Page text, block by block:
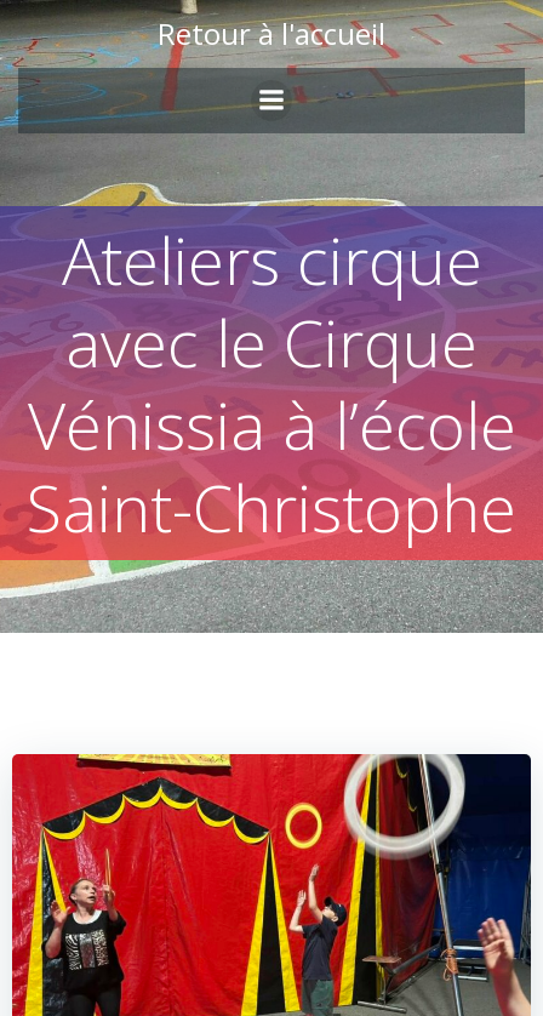
Skip
to
content
Retour à l'accueil
Ateliers cirque
avec le Cirque
Vénissia à l’école
Saint-Christophe